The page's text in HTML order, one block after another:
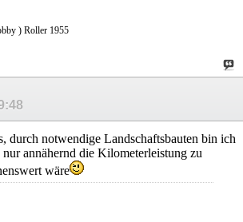
) Roller 1955
durch notwendige Landschaftsbauten bin ich
annähernd die Kilometerleistung zu
wäre